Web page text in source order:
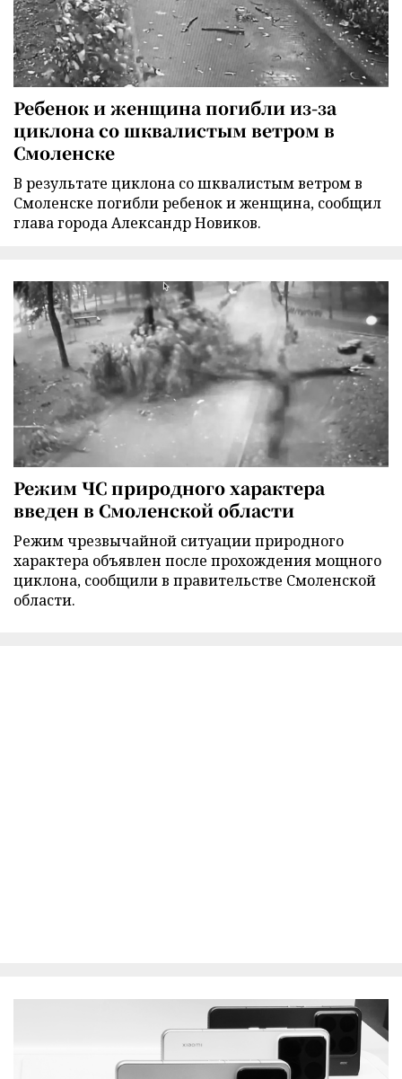
Ребенок и женщина погибли из-за
циклона со шквалистым ветром в
Смоленске
В результате циклона со шквалистым ветром в
Смоленске погибли ребенок и женщина, сообщил
глава города Александр Новиков.
Режим ЧС природного характера
введен в Смоленской области
Режим чрезвычайной ситуации природного
характера объявлен после прохождения мощного
циклона, сообщили в правительстве Смоленской
области.